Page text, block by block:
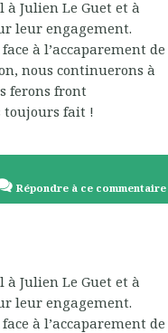
Julien Le Guet et à
leur engagement.
à l’accaparement de
nous continuerons à
ferons front
toujours fait !
Répondre à ce commentaire
Julien Le Guet et à
leur engagement.
à l’accaparement de